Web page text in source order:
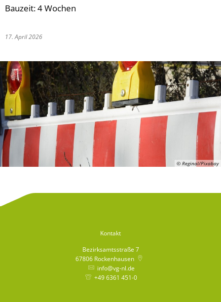
Bauzeit: 4 Wochen
17. April 2026
© Reginal/Pixabay
Kontakt
Bezirksamtsstraße 7
67806 Rockenhausen
info@vg-nl.de
+49 6361 451-0